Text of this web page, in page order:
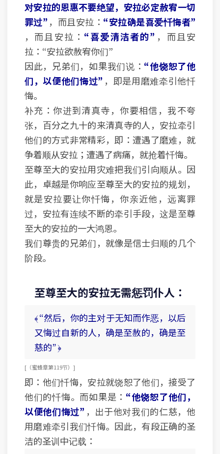
对安拉的恩惠不要绝望，安拉必定赦宥一切
罪过” ，而且安拉： “安拉确是喜爱忏悔者”
，而且安拉： “喜爱清洁者的” ，而且安
拉：“安拉欲赦宥你们”
因此，兄弟们，如果我们说： “他饶恕了他
们，以便他们悔过” ，即是用磨难牵引他忏
悔。
补充：你进到清真寺，你要相信，我不夸
张，百分之九十的来清真寺的人，安拉牵引
他们的方式非常精彩，即：遭遇了磨难，就
争着顺从安拉；遭遇了病痛，就抢着忏悔。
至尊至大的安拉用灾难把我们引向顺从。因
此，卓越是你响应至尊至大的安拉的规划，
就是安拉要让你忏悔，你亲近他，远离罪
过，安拉有连续不断的牵引手段，这是至尊
至大的安拉的一大鸿恩。
我们尊贵的兄弟们，就像是信士归顺的几个
阶段。
至尊至大的安拉无需惩罚仆人：
﴾ “然后，你的主对于无知而作恶，以后
又悔过自新的人，确是至赦的，确是至
慈的” ﴿
[ （蜜蜂章 第119节） ]
即：他们忏悔，安拉就饶恕了他们，接受了
他们的忏悔。而如果是： “他饶恕了他们，
以便他们悔过” ，出于他对我们的仁慈，他
用磨难牵引我们忏悔。因此，有段正确的圣
洁的圣训中记载：